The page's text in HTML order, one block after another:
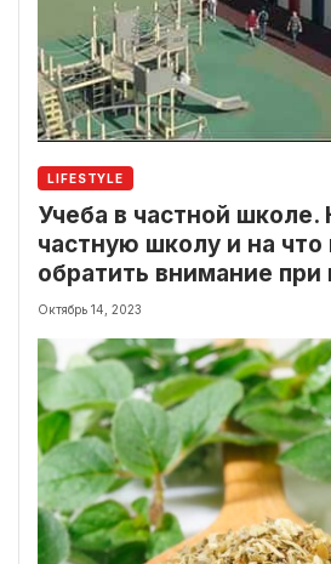
LIFESTYLE
Учеба в частной школе.
частную школу и на
обратить внимание при
Октябрь 14, 2023